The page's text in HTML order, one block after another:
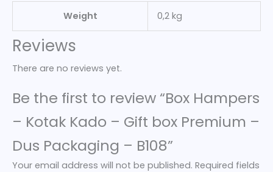
Weight
0,2 kg
Reviews
There are no reviews yet.
Be the first to review “Box Hampers
– Kotak Kado – Gift box Premium –
Dus Packaging – B108”
Your email address will not be published. Required fields